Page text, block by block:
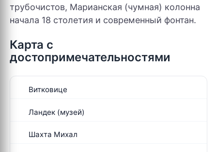
трубочистов, Марианская (чумная) колонна
начала 18 столетия и современный фонтан.
Карта с
достопримечательностями
Витковице
Ландек (музей)
Шахта Михал